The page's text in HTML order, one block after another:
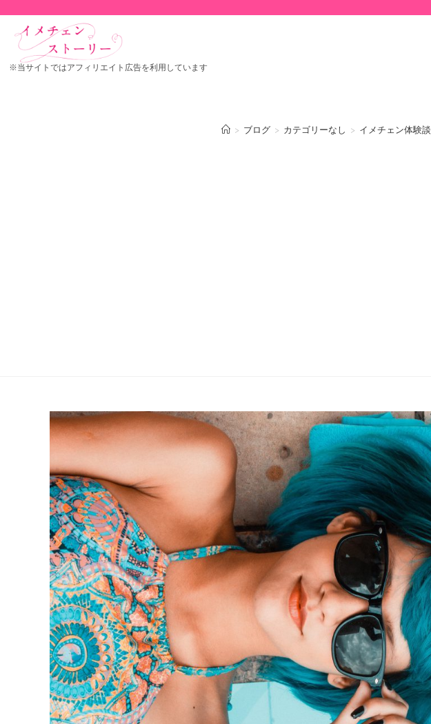
※当サイトではアフィリエイト広告を利用しています
> ブログ > カテゴリーなし > イメチェン体験談